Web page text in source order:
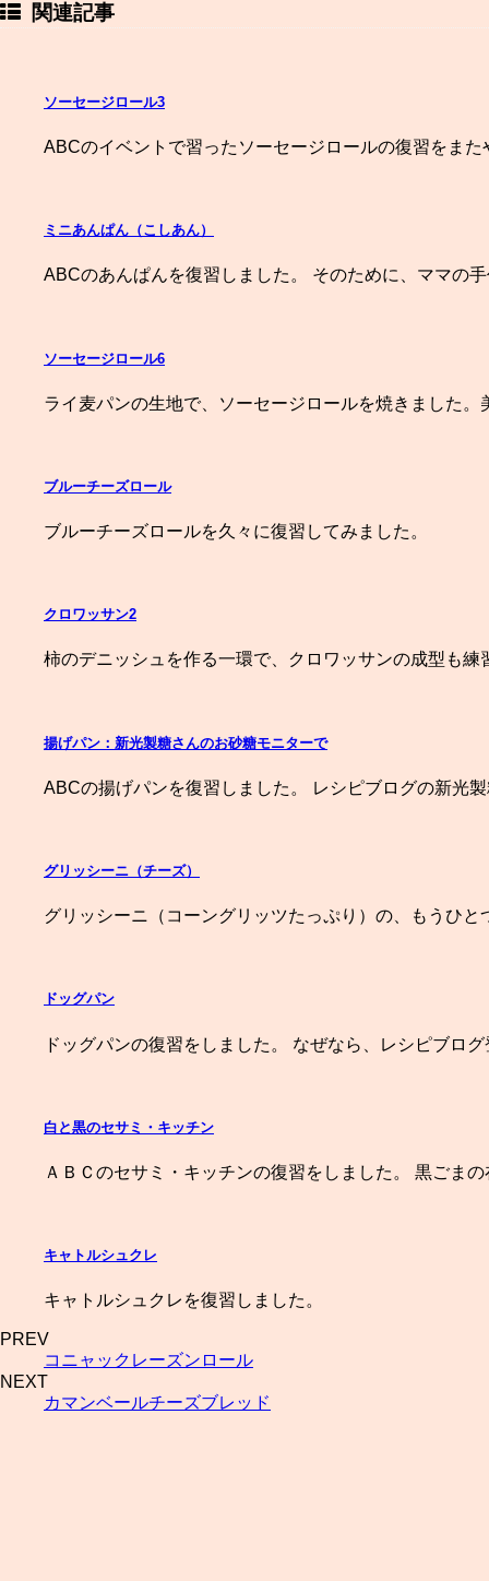
関連記事
ソーセージロール3
ABCのイベントで習ったソーセージロールの復習をま
ミニあんぱん（こしあん）
ABCのあんぱんを復習しました。 そのために、ママの
ソーセージロール6
ライ麦パンの生地で、ソーセージロールを焼きました
ブルーチーズロール
ブルーチーズロールを久々に復習してみました。
クロワッサン2
柿のデニッシュを作る一環で、クロワッサンの成型も
揚げパン：新光製糖さんのお砂糖モニターで
ABCの揚げパンを復習しました。 レシピブログの新光
グリッシーニ（チーズ）
グリッシーニ（コーングリッツたっぷり）の、もうひ
ドッグパン
ドッグパンの復習をしました。 なぜなら、レシピブロ
白と黒のセサミ・キッチン
ＡＢＣのセサミ・キッチンの復習をしました。 黒ごま
キャトルシュクレ
キャトルシュクレを復習しました。
PREV
コニャックレーズンロール
NEXT
カマンベールチーズブレッド